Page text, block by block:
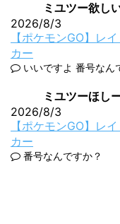
ミユツー欲し
2026/8/3
【ポケモンGO】レ
カー
いいですよ 番号なん
ミユツーほし
2026/8/3
【ポケモンGO】レ
カー
番号なんですか？